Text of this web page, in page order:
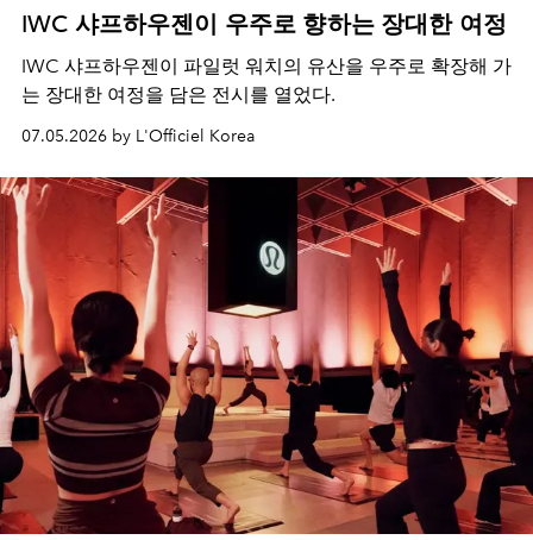
IWC 샤프하우젠이 우주로 향하는 장대한 여정
IWC 샤프하우젠이 파일럿 워치의 유산을 우주로 확장해 가
는 장대한 여정을 담은 전시를 열었다.
07.05.2026 by L'Officiel Korea